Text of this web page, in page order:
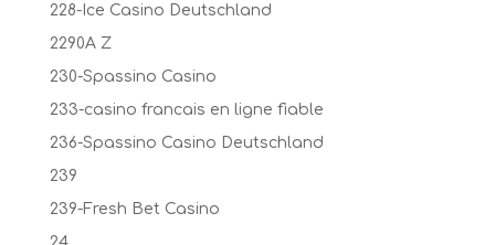
228-Ice Casino Deutschland
2290A Z
230-Spassino Casino
233-casino francais en ligne fiable
236-Spassino Casino Deutschland
239
239-Fresh Bet Casino